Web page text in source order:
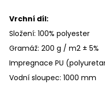
Vrchní díl:
Složení: 100% polyester
Gramáž: 200 g / m2 ± 5%
Impregnace PU
Vodní sloupec: 1000 mm